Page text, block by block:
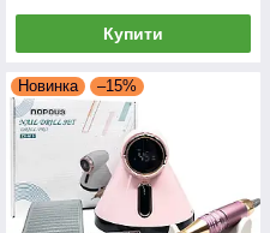
Купити
Новинка –15%